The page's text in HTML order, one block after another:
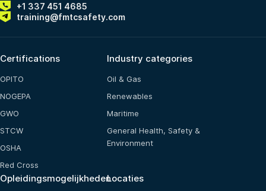
+1 337 451 4685
training@fmtcsafety.com
Certifications
OPITO
NOGEPA
GWO
STCW
OSHA
Red Cross
Industry categories
Oil & Gas
Renewables
Maritime
General Health, Safety &
Environment
OpleidingsmogelijkhedenLocaties